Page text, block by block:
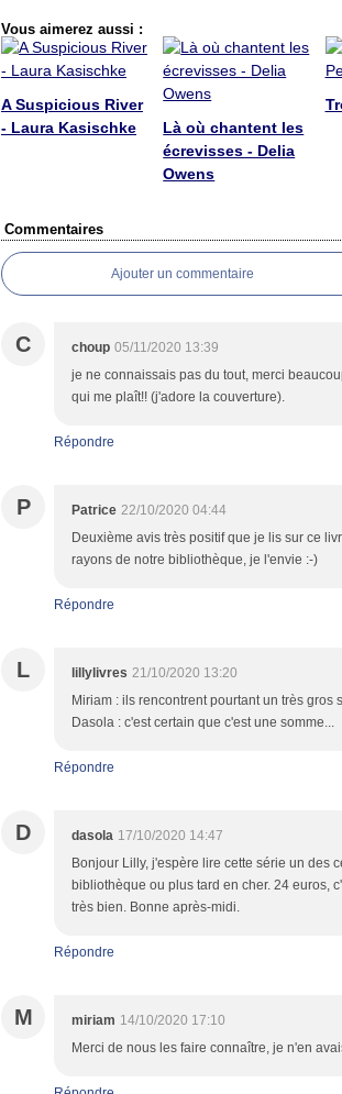
Vous aimerez aussi :
A Suspicious River
- Laura Kasischke
Là où chantent les
écrevisses - Delia
Owens
Commentaires
Ajouter un commentaire
C choup 05/11/2020 13:39
je ne connaissais pas du tout, merci
qui me plaît!! (j'adore la couverture).
Répondre
P Patrice 22/10/2020 04:44
Deuxième avis très positif que je lis sur ce
rayons de notre bibliothèque, je l'envie :-)
Répondre
L lillylivres 21/10/2020 13:20
Miriam : ils rencontrent pourtant un très gros
Dasola : c'est certain que c'est une somme...
Répondre
D dasola 17/10/2020 14:47
Bonjour Lilly, j'espère lire cette série un des
bibliothèque ou plus tard en cher. 24 euros,
très bien. Bonne après-midi.
Répondre
M miriam 14/10/2020 17:10
Merci de nous les faire connaître, je n'en